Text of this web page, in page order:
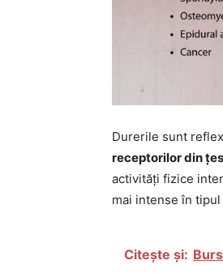
Durerile sunt
receptorilor din
activități fizice
mai intense în
Citește și: